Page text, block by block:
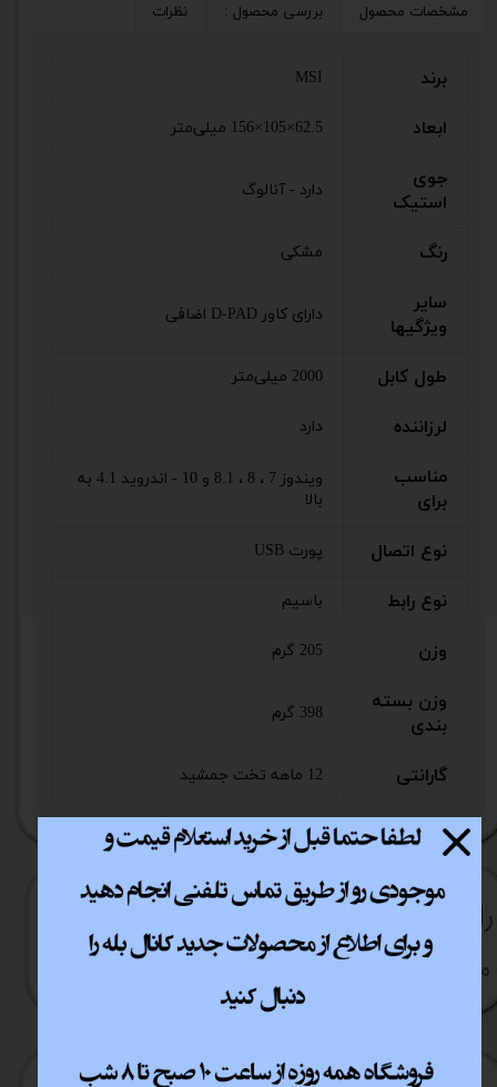
مشخصات محصول بررسی محصول : نظرات
برند MSI
ابعاد 62.5×105×156 میلی‌متر
جوی
استیک
دارد - آنالوگ
رنگ مشکی
سایر
ویژگیها
دارای کاور D-PAD اضافی
طول کابل 2000 میلی‌متر
لرزاننده دارد
مناسب
برای
ویندوز 7 ، 8 ، 8.1 و 10 - اندروید 4.1 به
بالا
نوع اتصال پورت USB
نوع رابط باسیم
وزن 205 گرم
وزن بسته
بندی
398 گرم
گارانتی 12 ماهه تخت جمشید
راهنما​​​​​​​​​​​​​​ی خرید نحوه ارسال کالا
مشاوره قبل از خرید رویه بازگردانی کالا